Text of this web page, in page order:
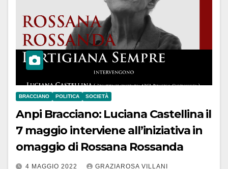
BRACCIANO POLITICA SOCIETÀ
Anpi Bracciano: Luciana Castellina il
7 maggio interviene all’iniziativa in
omaggio di Rossana Rossanda
4 MAGGIO 2022 GRAZIAROSA VILLANI